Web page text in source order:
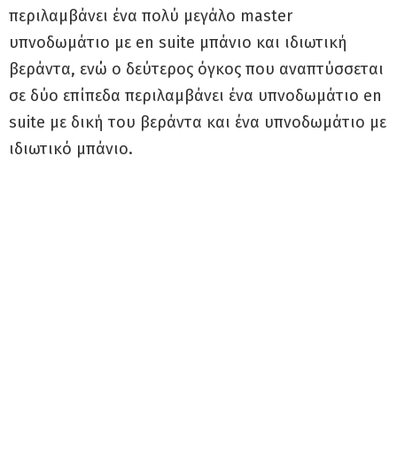
περιλαμβάνει ένα πολύ μεγάλο master
υπνοδωμάτιο με en suite μπάνιο και ιδιωτική
βεράντα, ενώ ο δεύτερος όγκος που αναπτύσσεται
σε δύο επίπεδα περιλαμβάνει ένα υπνοδωμάτιο en
suite με δική του βεράντα και ένα υπνοδωμάτιο με
ιδιωτικό μπάνιο.